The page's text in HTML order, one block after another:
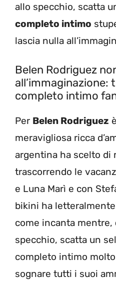
allo specchio, scatta
completo intimo
lascia nulla
Belen Rodriguez
all’immaginazione:
completo intimo
Per Belen Rodriguez
meravigliosa ricca
argentina ha scelto di
trascorrendo le
e Luna Marì e con
bikini ha
come incanta mentre,
specchio, scatta un
completo intimo
sognare tutti i suoi